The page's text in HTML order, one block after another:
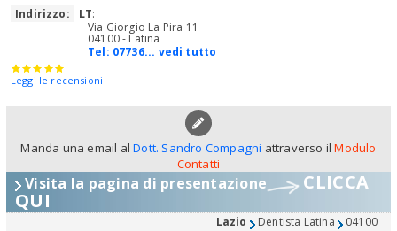
Indirizzo:
LT:
Via Giorgio La Pira 11
04100 - Latina
Tel: 07736... vedi tutto
Leggi le recensioni
Manda una email alDott. Sandro Compagni attraverso ilModulo
Contatti
Visita la pagina di presentazione CLICCA
QUI
Lazio Dentista Latina 04100